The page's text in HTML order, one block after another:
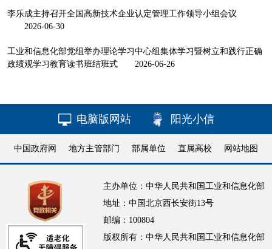
李乐成主持召开全国高新技术企业认定管理工作领导小组会议
2026-06-30
工业和信息化部党组举办理论学习中心组集体学习暨树立和践行正确
政绩观学习教育读书班结班式
2026-06-26
电脑版网站 阳光小信
中国政府网 地方主管部门 部属单位 直属高校 网站地图
主办单位：中华人民共和国工业和信息化部
地址：中国北京西长安街13号
邮编：100804
版权所有：中华人民共和国工业和信息化部